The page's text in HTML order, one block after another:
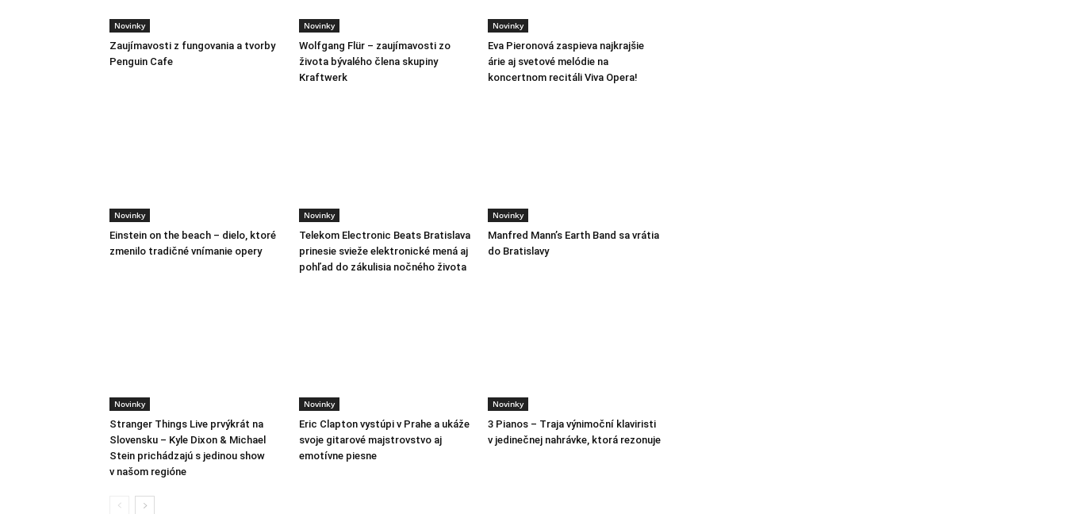
Novinky
Zaujímavosti z fungovania a tvorby
Penguin Cafe
Novinky
Wolfgang Flür – zaujímavosti zo
života bývalého člena skupiny
Kraftwerk
Novinky
Eva Pieronová zaspieva najkrajšie
árie aj svetové melódie na
koncertnom recitáli Viva Opera!
Novinky
Einstein on the beach – dielo, ktoré
zmenilo tradičné vnímanie opery
Novinky
Telekom Electronic Beats Bratislava
prinesie svieže elektronické mená aj
pohľad do zákulisia nočného života
Novinky
Manfred Mann’s Earth Band sa vrátia
do Bratislavy
Novinky
Stranger Things Live prvýkrát na
Slovensku – Kyle Dixon & Michael
Stein prichádzajú s jedinou show
v našom regióne
Novinky
Eric Clapton vystúpi v Prahe a ukáže
svoje gitarové majstrovstvo aj
emotívne piesne
Novinky
3 Pianos – Traja výnimoční klaviristi
v jedinečnej nahrávke, ktorá rezonuje